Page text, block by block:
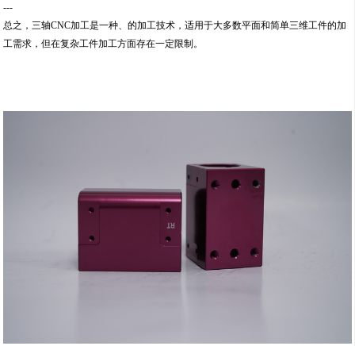
---
总之，三轴CNC加工是一种、的加工技术，适用于大多数平面和简单三维工件的加
工需求，但在复杂工件加工方面存在一定限制。